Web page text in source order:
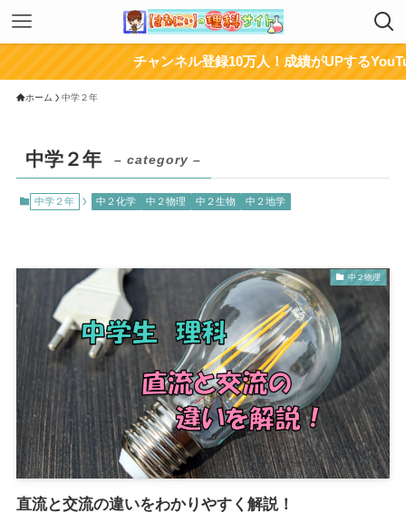
チャンネル登録10万人！成績がUPするYouTubeチャンネ
ホーム 中学２年
中学２年 – category –
中学２年 中２化学 中２物理 中２生物 中２地学
中２物理
直流と交流の違いをわかりやすく解説！